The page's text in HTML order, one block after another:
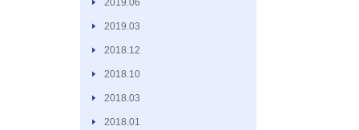
2019.06
2019.03
2018.12
2018.10
2018.03
2018.01